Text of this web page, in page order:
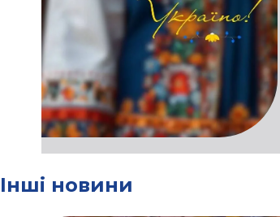
Інші новини